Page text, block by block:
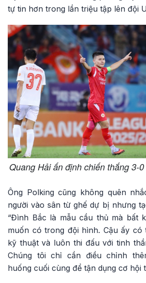
tự tin hơn trong lần triệu tập lên đội
Quang Hải ấn định chiến thắng 3-
Ông Polking cũng không quên
người vào sân từ ghế dự bị nhưng
“Đình Bắc là mẫu cầu thủ mà bất
muốn có trong đội hình. Cậu ấy
kỹ thuật và luôn thi đấu với tinh
Chúng tôi chỉ cần điều chỉnh
huống cuối cùng để tận dụng cơ hội